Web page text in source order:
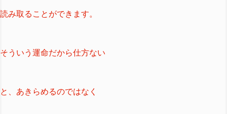
読み取ることができます。
そういう運命だから仕方ない
と、あきらめるのではなく